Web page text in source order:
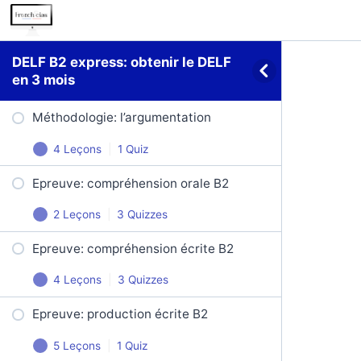
DELF B2 express: obtenir le DELF
en 3 mois
Méthodologie: l’argumentation
4 Leçons 1 Quiz
Le thème et la thèse d’un texte
Les arguments
Les exemples
Le plan argumentatif
Argumentation en 150 mots
Epreuve: compréhension orale B2
2 Leçons 3 Quizzes
Compréhension orale B2: prendre
Compréhension orale: comprendre
les questions
DELF B2 compréhension orale –
Epreuve: compréhension écrite B2
4 Leçons 3 Quizzes
Reconnaitre le type d’écrits
Déterminer le genre d’un texte
Epreuve: production écrite B2
5 Leçons 1 Quiz